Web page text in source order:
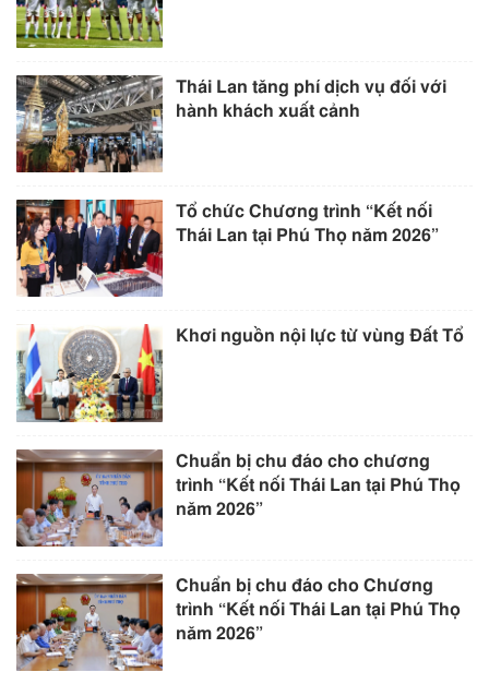
Thái Lan tăng phí dịch vụ đối với
hành khách xuất cảnh
Tổ chức Chương trình “Kết nối
Thái Lan tại Phú Thọ năm 2026”
Khơi nguồn nội lực từ vùng Đất Tổ
Chuẩn bị chu đáo cho chương
trình “Kết nối Thái Lan tại Phú Thọ
năm 2026”
Chuẩn bị chu đáo cho Chương
trình “Kết nối Thái Lan tại Phú Thọ
năm 2026”